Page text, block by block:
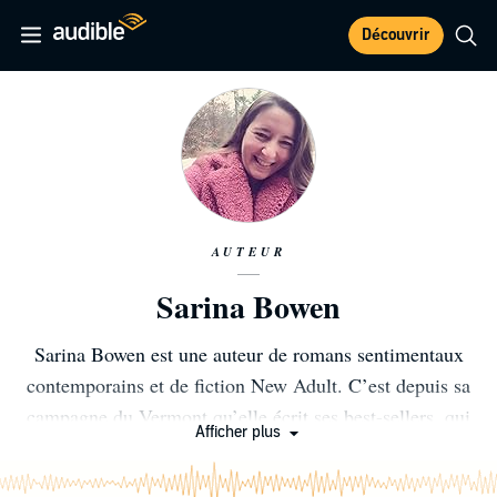
Découvrir
AUTEUR
Sarina Bowen
Sarina Bowen est une auteur de romans sentimentaux
contemporains et de fiction New Adult. C’est depuis sa
campagne du Vermont qu’elle écrit ses best-sellers, qui
figurent au classement du USA Today. Les histoires
d’amour de ses séries Ivy Years et Brooklyn Bruisers se
Afficher plus